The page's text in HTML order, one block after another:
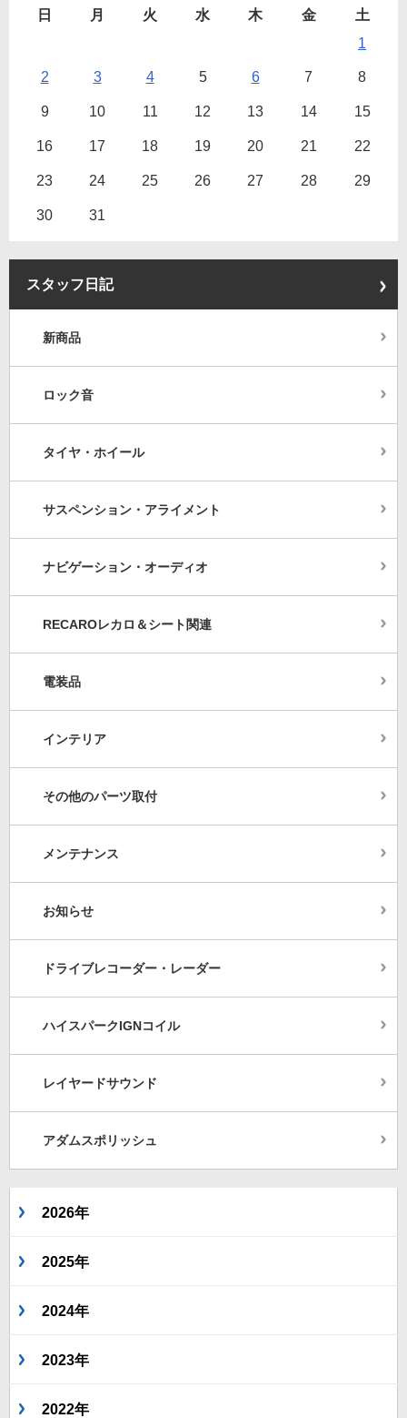
日 月 火 水 木 金
土
1
2 3 4 5 6 7 8
9 10 11 12 13 14 15
16 17 18 19 20 21 22
23 24 25 26 27 28 29
30 31
スタッフ日記
新商品
ロック音
タイヤ・ホイール
サスペンション・アライメント
ナビゲーション・オーディオ
RECAROレカロ＆シート関連
電装品
インテリア
その他のパーツ取付
メンテナンス
お知らせ
ドライブレコーダー・レーダー
ハイスパークIGNコイル
レイヤードサウンド
アダムスポリッシュ
2026年
2025年
2024年
2023年
2022年